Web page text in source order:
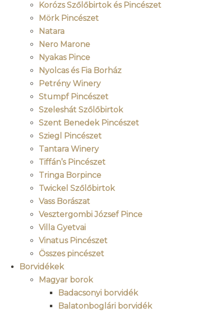
Korózs Szőlőbirtok és Pincészet
Mörk Pincészet
Natara
Nero Marone
Nyakas Pince
Nyolcas és Fia Borház
Petrény Winery
Stumpf Pincészet
Szeleshát Szőlőbirtok
Szent Benedek Pincészet
Sziegl Pincészet
Tantara Winery
Tiffán’s Pincészet
Tringa Borpince
Twickel Szőlőbirtok
Vass Borászat
Vesztergombi József Pince
Villa Gyetvai
Vinatus Pincészet
Összes pincészet
Borvidékek
Magyar borok
Badacsonyi borvidék
Balatonboglári borvidék